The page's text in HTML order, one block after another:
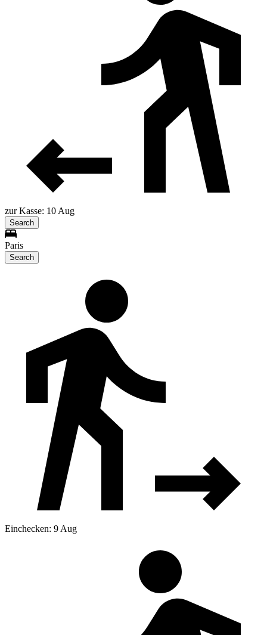
zur Kasse: 10 Aug
Search
Paris
Search
Einchecken: 9 Aug